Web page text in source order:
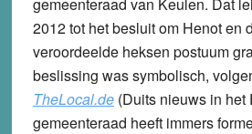
2012 tot het besluit om Henot en
veroordeelde heksen postuum
beslissing was symbolisch,
TheLocal.de(Duits nieuws in het
gemeenteraad heeft immers